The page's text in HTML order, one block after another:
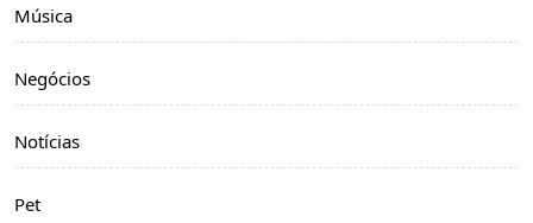
Música
Negócios
Notícias
Pet